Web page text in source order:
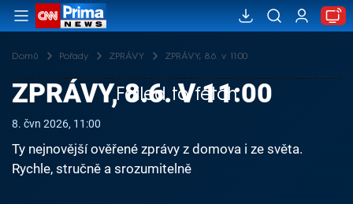
Domů Pořady ZPRÁVY ZPRÁVY, 8.6. v 11:00
Failed to fetch
ZPRÁVY, 8.6. V 11:00
8. čvn 2026, 11:00
Ty nejnovější ověřené zprávy z domova i ze světa.
Rychle, stručně a srozumitelně